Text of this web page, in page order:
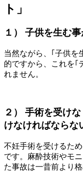
ト」
１） 子供を生む
当然ながら、｢子供を
的ですから、これを｢
れません。
２） 手術を受け
けなければならな
不妊手術を受けるた
です。麻酔技術やモ
た事故は一昔前より